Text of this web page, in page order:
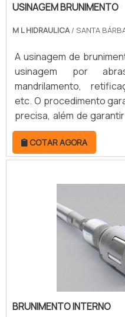
USINAGEM BRUNIMENTO
M L HIDRAULICA/ SANTA
A usinagem de
usinagem por
mandrilamento,
etc. O procedimento
precisa, além de
superficial, fatores que
de empreendedores
serviço de brunimento
uma etapa abrasiva.
bastante versátil,
vários tipos de superfí.
COTAR AGORA
BRUNIMENTO INTERNO